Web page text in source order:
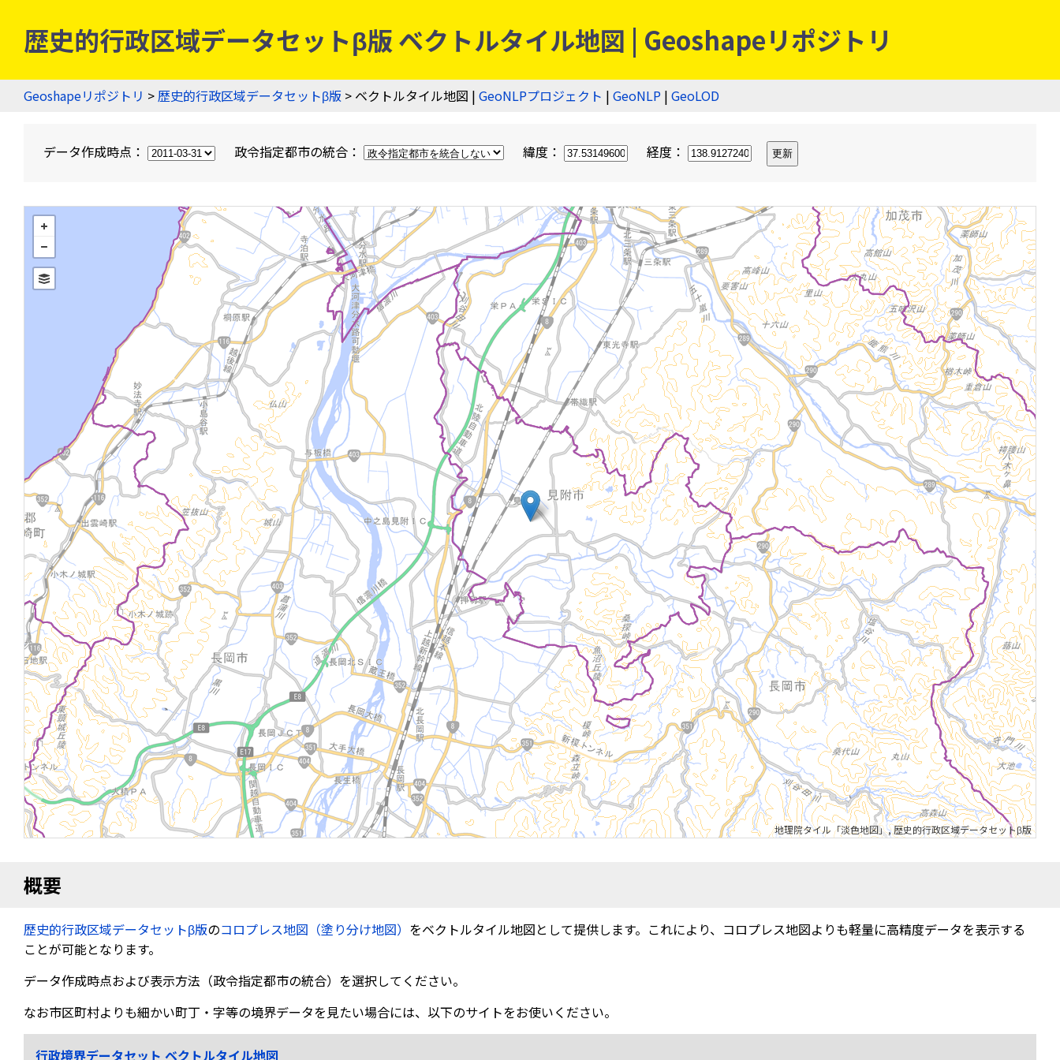
歴史的行政区域データセットβ版 ベクトルタイル地図 | Geoshapeリポジトリ
Geoshapeリポジトリ >歴史的行政区域データセットβ版 > ベクトルタイル地図 | GeoNLPプロジェクト | GeoNLP | GeoLOD
データ作成時点： 政令指定都市の統合： 緯度： 経度：
地理院タイル「淡色地図」,歴史的行政区域データセットβ版
概要
歴史的行政区域データセットβ版のコロプレス地図（塗り分け地図） をベクトルタイル地図として提供します。これにより、コロプレス地図よりも軽量に高精度データを表示する
ことが可能となります。
データ作成時点および表示方法（政令指定都市の統合）を選択してください。
なお市区町村よりも細かい町丁・字等の境界データを見たい場合には、以下のサイトをお使いください。
行政境界データセット ベクトルタイル地図